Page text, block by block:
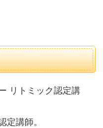
リトミック認定講
定講師。